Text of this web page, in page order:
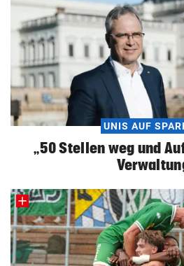
UNIS AUF
„50 Stellen weg und